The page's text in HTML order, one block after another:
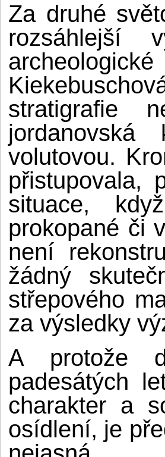
Za druhé
rozsáhlejší
stratigrafie
jordanovská
volutovou.
přistupovala,
situace,
prokopané či
není
žádný
střepového
za výsledky
A protože
padesátých
charakter a
osídlení, je